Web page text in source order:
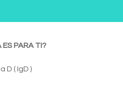
ES PARA TI?
D ( IgD )